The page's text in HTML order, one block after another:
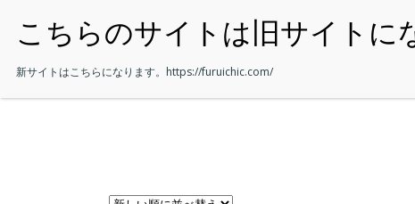
・HOME
新サイトはこちらになります。 https://furuichic.com/